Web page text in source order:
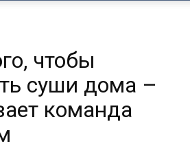
чтобы
суши дома –
команда